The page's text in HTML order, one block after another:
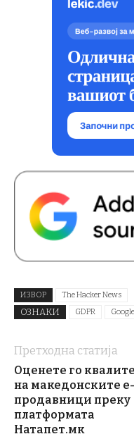
ИЗВОР The Hacker News
ОЗНАКИ GDPR Google
Претходна статија
Оценете го
на македонските е-
продавници преку
платформата
Натапет.мк